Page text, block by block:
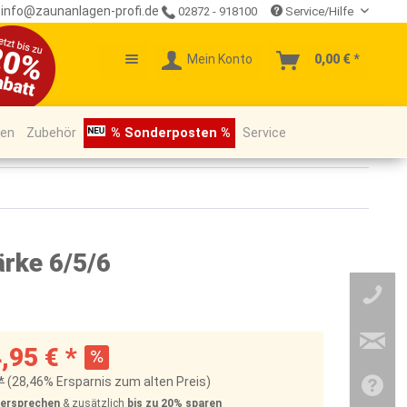
profi.de 02872 - 918100 Service/Hilfe
Mein Konto 0,00 € *
Zubehör % Sonderposten % Service
6/5/6
€ *
(28,46% Ersparnis zum alten Preis)
& zusätzlich bis zu 20% sparen